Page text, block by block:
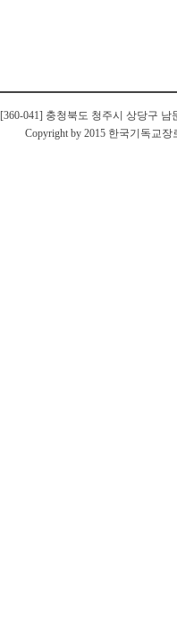
[360-041] 충청북도 청주시 상당구
Copyright by 2015 한국기독교장